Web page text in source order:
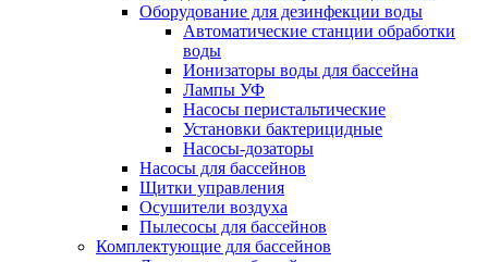
Оборудование для дезинфекции воды
Автоматические станции обработки
воды
Ионизаторы воды для бассейна
Лампы УФ
Насосы перистальтические
Установки бактерицидные
Насосы-дозаторы
Насосы для бассейнов
Щитки управления
Осушители воздуха
Пылесосы для бассейнов
Комплектующие для бассейнов